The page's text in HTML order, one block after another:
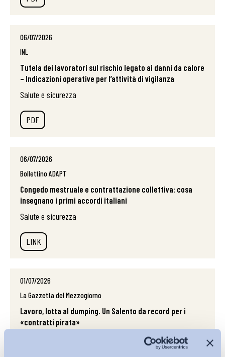
06/07/2026
INL
Tutela dei lavoratori sul rischio legato ai danni da calore
– Indicazioni operative per l’attività di vigilanza
Salute e sicurezza
PDF
06/07/2026
Bollettino ADAPT
Congedo mestruale e contrattazione collettiva: cosa
insegnano i primi accordi italiani
Salute e sicurezza
LINK
01/07/2026
La Gazzetta del Mezzogiorno
Lavoro, lotta al dumping. Un Salento da record per i
«contratti pirata»